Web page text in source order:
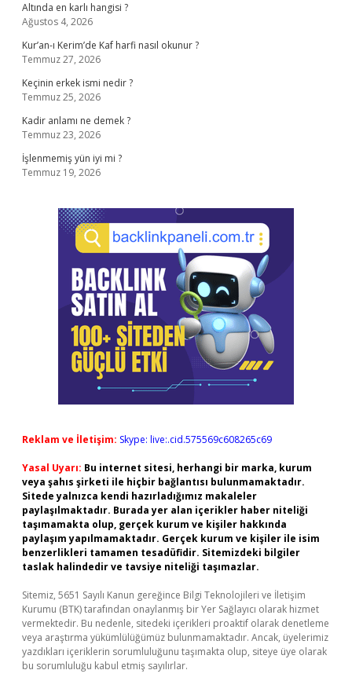
Altında en karlı hangisi ?
Ağustos 4, 2026
Kur’an-ı Kerim’de Kaf harfi nasıl okunur ?
Temmuz 27, 2026
Keçinin erkek ismi nedir ?
Temmuz 25, 2026
Kadir anlamı ne demek ?
Temmuz 23, 2026
İşlenmemiş yün iyi mi ?
Temmuz 19, 2026
Reklam ve İletişim: Skype: live:.cid.575569c608265c69
Yasal Uyarı: Bu internet sitesi, herhangi bir marka, kurum
veya şahıs şirketi ile hiçbir bağlantısı bulunmamaktadır.
Sitede yalnızca kendi hazırladığımız makaleler
paylaşılmaktadır. Burada yer alan içerikler haber niteliği
taşımamakta olup, gerçek kurum ve kişiler hakkında
paylaşım yapılmamaktadır. Gerçek kurum ve kişiler ile isim
benzerlikleri tamamen tesadüfidir. Sitemizdeki bilgiler
taslak halindedir ve tavsiye niteliği taşımazlar.
Sitemiz, 5651 Sayılı Kanun gereğince Bilgi Teknolojileri ve İletişim
Kurumu (BTK) tarafından onaylanmış bir Yer Sağlayıcı olarak hizmet
vermektedir. Bu nedenle, sitedeki içerikleri proaktif olarak denetleme
veya araştırma yükümlülüğümüz bulunmamaktadır. Ancak, üyelerimiz
yazdıkları içeriklerin sorumluluğunu taşımakta olup, siteye üye olarak
bu sorumluluğu kabul etmiş sayılırlar.